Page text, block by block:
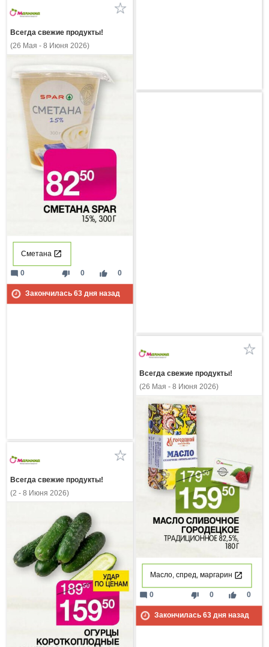
Всегда свежие продукты!
(26 Мая - 8 Июня 2026)
Сметана
thumb_down 0 thumb_up 0
mode_comment 0
Закончилась 63дня назад
Всегда свежие продукты!
(26 Мая - 8 Июня 2026)
Масло, спред, маргарин
thumb_down 0 thumb_up 0
mode_comment 0
Закончилась 63дня назад
Всегда свежие продукты!
(2 - 8 Июня 2026)